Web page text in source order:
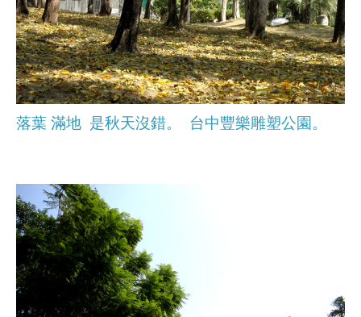
落葉 滿地 是秋天沒錯。 台中豐樂雕塑公園。